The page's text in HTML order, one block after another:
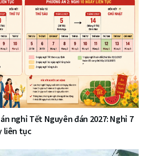
nghỉ Tết Nguyên đán 2027: Nghỉ 7
liên tục